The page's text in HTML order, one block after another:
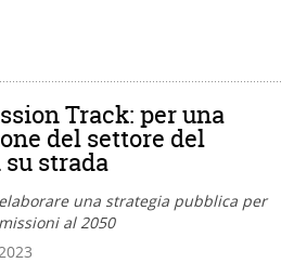
Track: per una
del settore del
strada
una strategia pubblica per
al 2050